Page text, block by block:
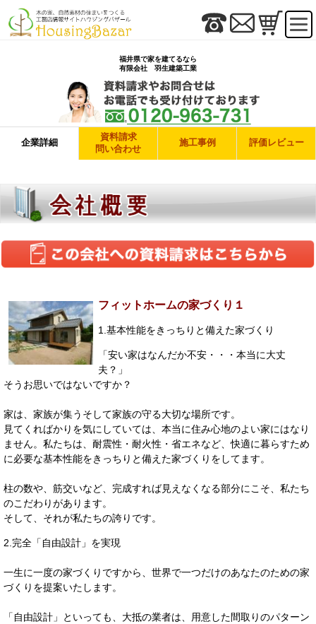
福井県で家を建てるなら
有限会社 羽生建築工業
企業詳細
資料請求
問い合わせ
施工事例 評価レビュー
フィットホームの家づくり１
1.基本性能をきっちりと備えた家づくり
「安い家はなんだか不安・・・本当に大丈
夫？」
そうお思いではないですか？
家は、家族が集うそして家族の守る大切な場所です。
見てくればかりを気にしていては、本当に住み心地のよい家にはなり
ません。私たちは、耐震性・耐火性・省エネなど、快適に暮らすため
に必要な基本性能をきっちりと備えた家づくりをしてます。
柱の数や、筋交いなど、完成すれば見えなくなる部分にこそ、私たち
のこだわりがあります。
そして、それが私たちの誇りです。
2.完全「自由設計」を実現
一生に一度の家づくりですから、世界で一つだけのあなたのための家
づくりを提案いたします。
「自由設計」といっても、大抵の業者は、用意した間取りのパターン